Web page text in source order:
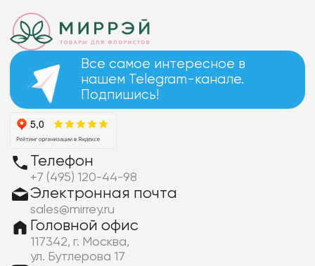
Все самое интересное в
нашем Telegram-канале.
Подпишись!
Телефон
+7 (495) 120-44-98
Электронная почта
sales@mirrey.ru
Головной офис
117342, г. Москва,
ул. Бутлерова 17